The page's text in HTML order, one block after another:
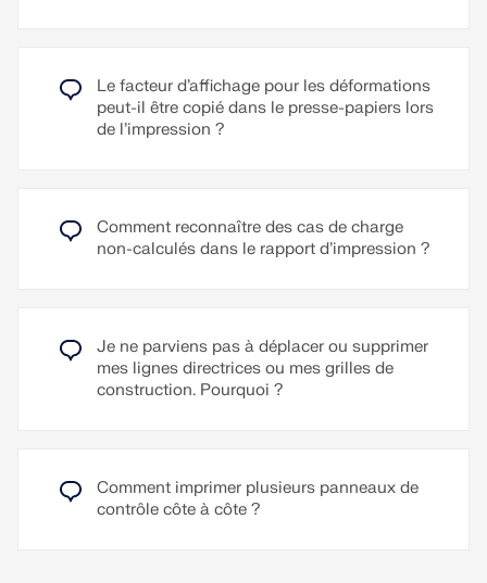
La rose des vents peut être assigné via l’assistant
de simulation des flux de vent comme alternative à
provenant d’une expertise éolienne. Une autre
application est la prise en compte des effets de
Lire la suite
Le facteur d’affichage pour les déformations
peut-il être copié dans le presse-papiers lors
de l’impression ?
Comment reconnaître des cas de charge
non-calculés dans le rapport d’impression ?
Je ne parviens pas à déplacer ou supprimer
mes lignes directrices ou mes grilles de
construction. Pourquoi ?
Comment imprimer plusieurs panneaux de
contrôle côte à côte ?